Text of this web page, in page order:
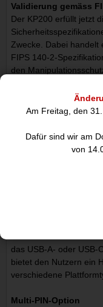
Am Freitag, den
Dafür sind wir am
von
Validierung gemäss
Der KP200 erfüllt jetzt
Zwecke. Dabei handelt
FIPS 140-2-
den
Brute-Force- und
Firmware. Die
Epoxidschicht
Komponenten zu
verhindertdieses
ist, kann das
verwendet werden,
das USB-A- oder USB-
bietet den Nutzern ein
verschiedene
Multi-PIN-Option